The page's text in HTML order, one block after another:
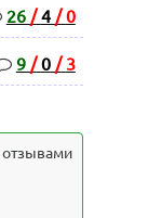
26 / 4 / 0
9 / 0 / 3
отзывами